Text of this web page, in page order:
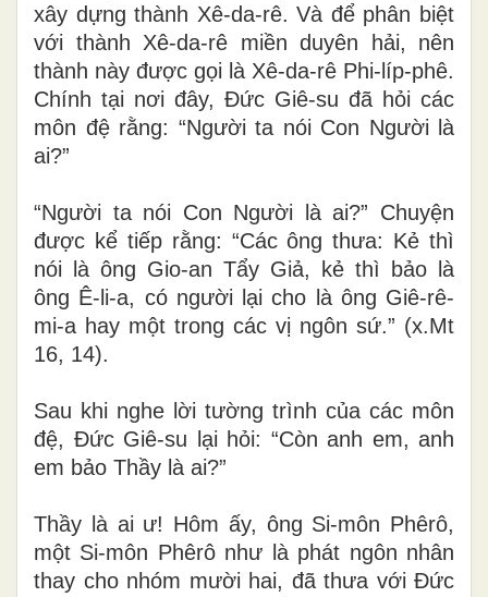
xây dựng thành Xê-da-rê. Và để phân biệt
với thành Xê-da-rê miền duyên hải, nên
thành này được gọi là Xê-da-rê Phi-líp-phê.
Chính tại nơi đây, Đức Giê-su đã hỏi các
môn đệ rằng: “Người ta nói Con Người là
ai?”
“Người ta nói Con Người là ai?” Chuyện
được kể tiếp rằng: “Các ông thưa: Kẻ thì
nói là ông Gio-an Tẩy Giả, kẻ thì bảo là
ông Ê-li-a, có người lại cho là ông Giê-rê-
mi-a hay một trong các vị ngôn sứ.” (x.Mt
16, 14).
Sau khi nghe lời tường trình của các môn
đệ, Đức Giê-su lại hỏi: “Còn anh em, anh
em bảo Thầy là ai?”
Thầy là ai ư! Hôm ấy, ông Si-môn Phêrô,
một Si-môn Phêrô như là phát ngôn nhân
thay cho nhóm mười hai, đã thưa với Đức